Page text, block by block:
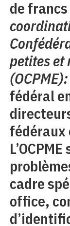
de francs
petites et
(OCPME):
fédéral
fédéraux
cadre
office,